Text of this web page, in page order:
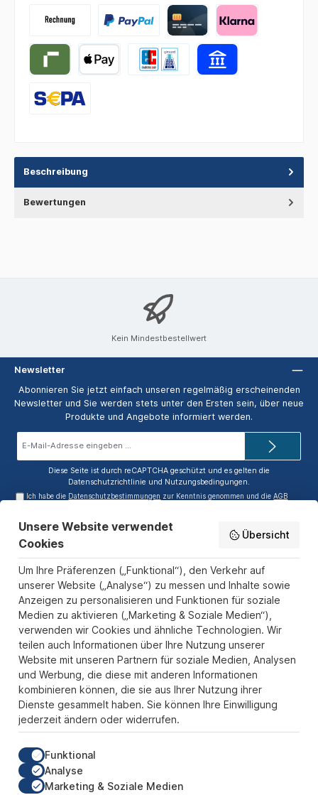
Beschreibung
Bewertungen
Kein Mindestbestellwert
Newsletter
Abonnieren Sie jetzt einfach unseren regelmäßig erscheinenden
Newsletter und Sie werden stets unter den Ersten sein, über neue
Produkte und Angebote informiert werden.
Diese Seite ist durch reCAPTCHA geschützt und es gelten die
Datenschutzrichtlinie und Nutzungsbedingungen.
Ich habe die Datenschutzbestimmungen zur Kenntnis genommen und dieAGB
Service-Hotline
Informationen
Zahlungs- und Versandarten
Sicher Einkaufen
Über uns
Der Pokal & Vereinsbedarf Onlineshop PokalExpress in Marl ist
Ihr Spezialist für Pokale, Medaillen und Trophäen aus Glas und
Resin, mit einem Fokus auf Säulenpokalen. Unser herausragender
Kundenservice zeichnet sich durch Schnelligkeit und
Zuverlässigkeit aus, um jedem Anlass gerecht zu werden. Wir
verstehen die Bedeutung jedes besonderen Moments und bieten
Erwartungen übertrifft. Ob online oder in unserem Showroom, bei
PokalExpress erwartet Sie Qualität, die begeistert, und ein
Unsere Website verwendet
Cookies
Übersicht
Um Ihre Präferenzen („Funktional“), den Verkehr auf
unserer Website („Analyse“) zu messen und Inhalte sowie
Anzeigen zu personalisieren und Funktionen für soziale
Medien zu aktivieren („Marketing & Soziale Medien“),
verwenden wir Cookies und ähnliche Technologien. Wir
teilen auch Informationen über Ihre Nutzung unserer
Website mit unseren Partnern für soziale Medien, Analysen
und Werbung, die diese mit anderen Informationen
kombinieren können, die sie aus Ihrer Nutzung ihrer
Dienste gesammelt haben. Sie können Ihre Einwilligung
jederzeit ändern oder widerrufen.
Funktional
Analyse
Marketing & Soziale Medien